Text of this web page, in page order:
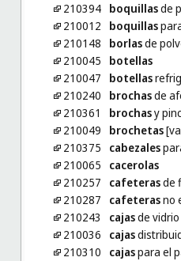
210394 boquillasde
210012
boquillas
210148
borlasde
210045
botellas
210047
botellas
210240
brochasde
210361
brochasy
210049
brochetas
210375
cabezales
210065
cacerolas
210257
cafeterasde
210287
cafeterasno
210243
cajasde vidrio
210036
cajas
210310
cajaspara el